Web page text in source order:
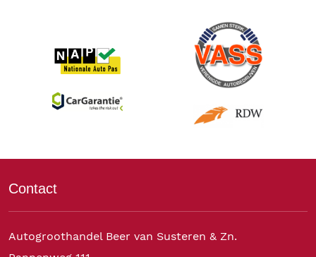
Contact
Autogroothandel Beer van Susteren & Zn.